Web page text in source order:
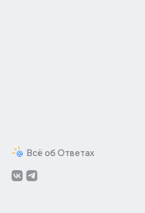
Всё об Ответах